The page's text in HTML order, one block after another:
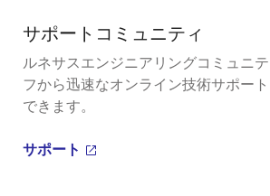
サポートコミュニティ
ルネサスエンジニアリングコミュニ
フから迅速なオンライン技術サポー
できます。
サポート